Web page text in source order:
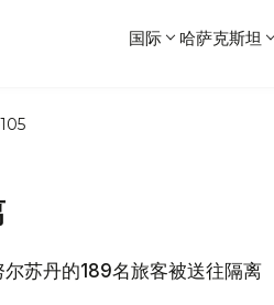
国际 哈萨克斯坦
苏丹的189名旅客被送往隔离